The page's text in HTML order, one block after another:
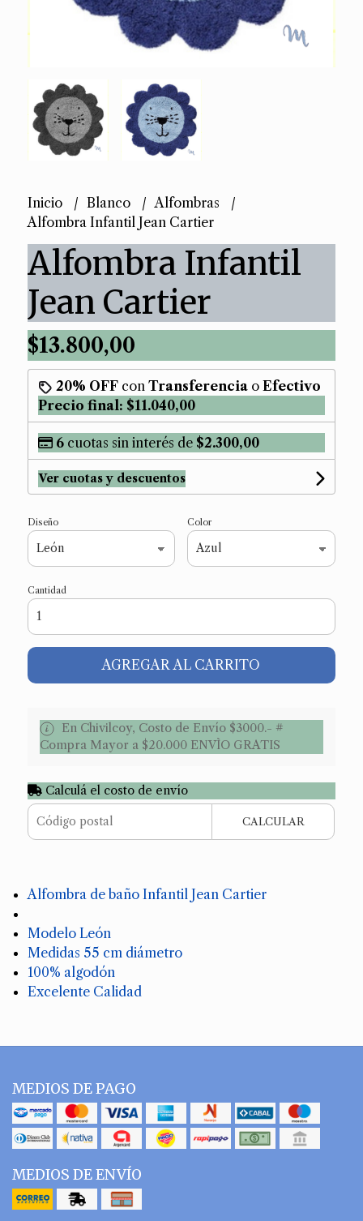
Inicio Blanco
Alfombras
Alfombra Infantil Jean Cartier
Alfombra Infantil
Jean Cartier
$13.800,00
20% OFFcon Transferenciao Efectivo
Precio final: $11.040,00
6cuotas sin interés de $2.300,00
Ver cuotas y descuentos
Diseño Color
Cantidad
AGREGAR AL CARRITO
En Chivilcoy, Costo de Envío $3000.- #
Compra Mayor a $20.000 ENVÌO GRATIS
Calculá el costo de envío
CALCULAR
Alfombra de baño Infantil Jean Cartier
Modelo León
Medidas 55 cm diámetro
100% algodón
Excelente Calidad
MEDIOS DE PAGO
MEDIOS DE ENVÍO